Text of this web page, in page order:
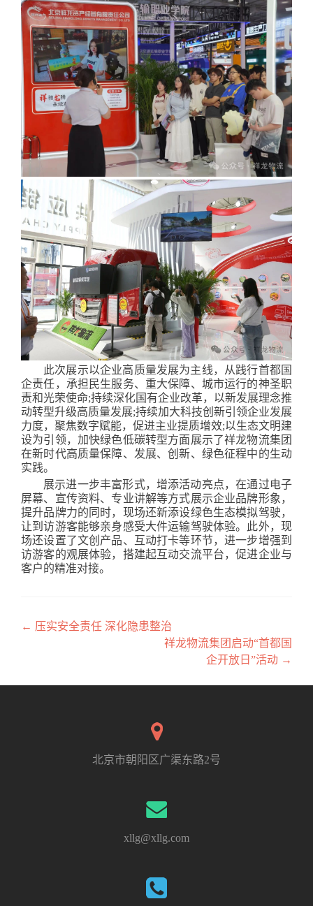
此次展示以企业高质量发展为主线，从践行首都国
企责任，承担民生服务、重大保障、城市运行的神圣职
责和光荣使命;持续深化国有企业改革，以新发展理念推
动转型升级高质量发展;持续加大科技创新引领企业发展
力度，聚焦数字赋能，促进主业提质增效;以生态文明建
设为引领，加快绿色低碳转型方面展示了祥龙物流集团
在新时代高质量保障、发展、创新、绿色征程中的生动
实践。
展示进一步丰富形式，增添活动亮点，在通过电子
屏幕、宣传资料、专业讲解等方式展示企业品牌形象，
提升品牌力的同时，现场还新添设绿色生态模拟驾驶，
让到访游客能够亲身感受大件运输驾驶体验。此外，现
场还设置了文创产品、互动打卡等环节，进一步增强到
访游客的观展体验，搭建起互动交流平台，促进企业与
客户的精准对接。
← 压实安全责任 深化隐患整治
祥龙物流集团启动“首都国
企开放日”活动 →
北京市朝阳区广渠东路2号
xllg@xllg.com